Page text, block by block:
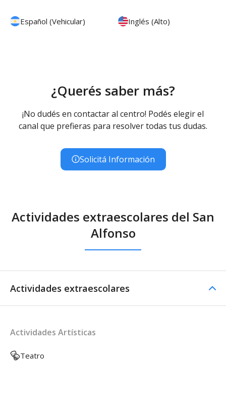
Español (Vehicular) Inglés (Alto)
¿Querés saber más?
¡No dudés en contactar al centro! Podés elegir el
canal que prefieras para resolver todas tus dudas.
Solicitá Información
Actividades extraescolares del San
Alfonso
Actividades extraescolares
Actividades Artísticas
Teatro